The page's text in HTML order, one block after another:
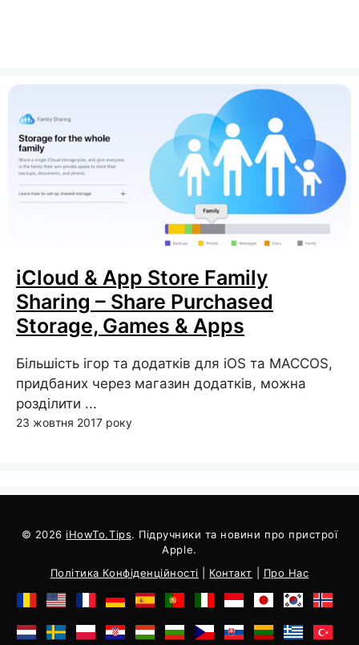
iCloud & App Store Family
Sharing – Share Purchased
Storage, Games & Apps
Більшість ігор та додатків для iOS та MACCOS,
придбаних через магазин додатків, можна
розділити ...
23 жовтня 2017 року
© 2026 iHowTo.Tips. Підручники та новини про пристрої
Apple.
Політика Конфіденційності
Контакт Про Нас